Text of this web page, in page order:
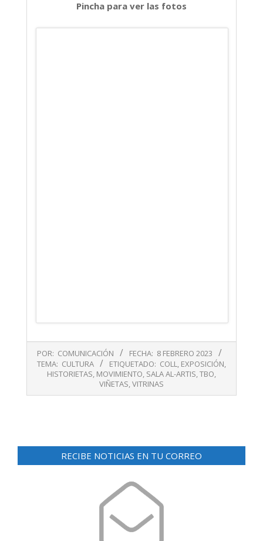
Pincha para ver las fotos
02-
POR: COMUNICACIÓN FECHA: 8 FEBRERO 2023
TEMA: CULTURA ETIQUETADO: COLL EXPOSICIÓN
HISTORIETAS MOVIMIENTO SALA AL-ARTIS TBO
VIÑETAS VITRINAS
RECIBE NOTICIAS EN TU CORREO